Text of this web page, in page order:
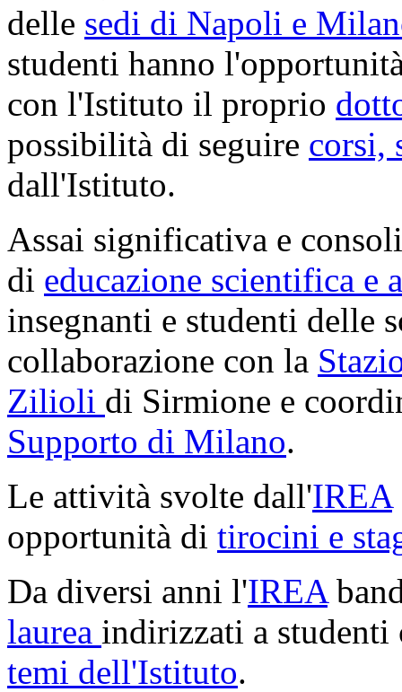
delle sedi di Napoli e
studenti hanno
con l'Istituto il proprio
possibilità di seguire corsi,
dall'Istituto.
Assai significativa e
di educazione scientifica e
insegnanti e studenti delle
collaborazione con la
Zilioli di Sirmione e
Supporto di Milano.
Le attività svolte dall'IREA
opportunità di tirocini e
Da diversi anni l'IREA
laurea indirizzati a studenti
temi dell'Istituto.